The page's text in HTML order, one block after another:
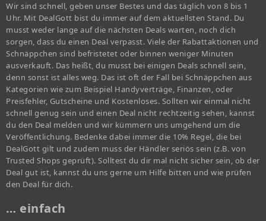
Wir sind schnell, geben unser Bestes und das täglich von 8 bis 1
Uhr. Mit DealGott bist du immer auf dem aktuellsten Stand. Du
musst weder lange auf die nächsten Deals warten, noch dich
sorgen, dass du einen Deal verpasst. Viele der Rabattaktionen und
Schnäppchen sind befristetet oder binnen weniger Minuten
ausverkauft. Das heißt, du musst bei einigen Deals schnell sein,
denn sonst ist alles weg. Das ist oft der Fall bei Schnäppchen aus
Kategorien wie zum Beispiel Handyverträge, Finanzen, oder
Preisfehler, Gutscheine und Kostenloses. Sollten wir einmal nicht
schnell genug sein und einen Deal nicht rechtzeitig sehen, kannst
du den Deal melden und wir kümmern uns umgehend um die
Veröffentlichung. Bedenke dabei immer die 10% Regel, die bei
DealGott gilt und zudem muss der Händler seriös sein (z.B. von
Trusted Shops geprüft). Solltest du dir mal nicht sicher sein, ob der
Deal gut ist, kannst du uns gerne um Hilfe bitten und wie prüfen
den Deal für dich.
… einfach